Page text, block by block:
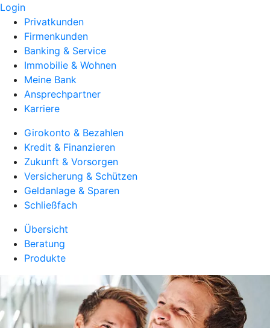
Login
Privatkunden
Firmenkunden
Banking & Service
Immobilie & Wohnen
Meine Bank
Ansprechpartner
Karriere
Girokonto & Bezahlen
Kredit & Finanzieren
Zukunft & Vorsorgen
Versicherung & Schützen
Geldanlage & Sparen
Schließfach
Übersicht
Beratung
Produkte